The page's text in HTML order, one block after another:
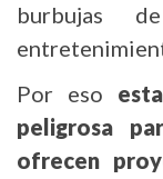
burbujas
Por eso
peligrosa
ofrecen